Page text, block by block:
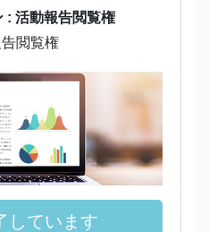
: 活動報告閲覧権
閲覧権
しています